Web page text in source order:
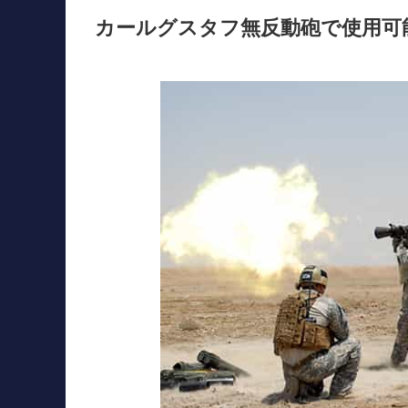
カールグスタフ無反動砲で使用